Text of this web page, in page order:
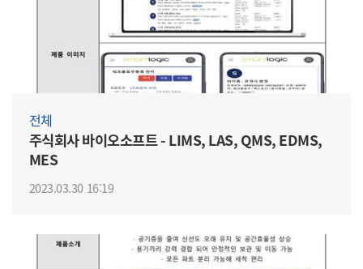
전체
주식회사 바이오소프트 - LIMS, LAS, QMS, EDMS,
MES
2023.03.30 16:19